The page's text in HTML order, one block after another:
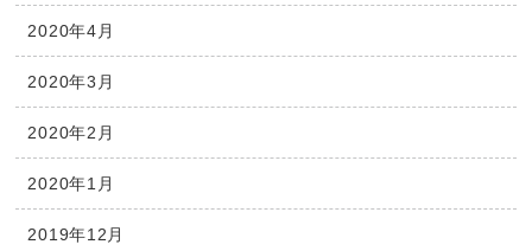
2020年4月
2020年3月
2020年2月
2020年1月
2019年12月